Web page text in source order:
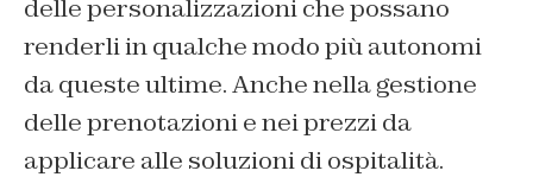
delle personalizzazioni che possano
renderli in qualche modo più autonomi
da queste ultime. Anche nella gestione
delle prenotazioni e nei prezzi da
applicare alle soluzioni di ospitalità.